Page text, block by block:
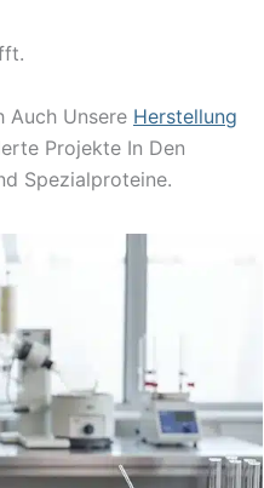
Auch Unsere Herstellung
Projekte In Den
Spezialproteine.